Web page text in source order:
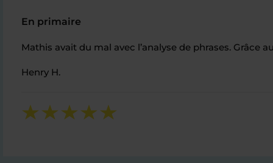
En primaire
Mathis avait du mal avec l’analyse de phrases.
Henry H.